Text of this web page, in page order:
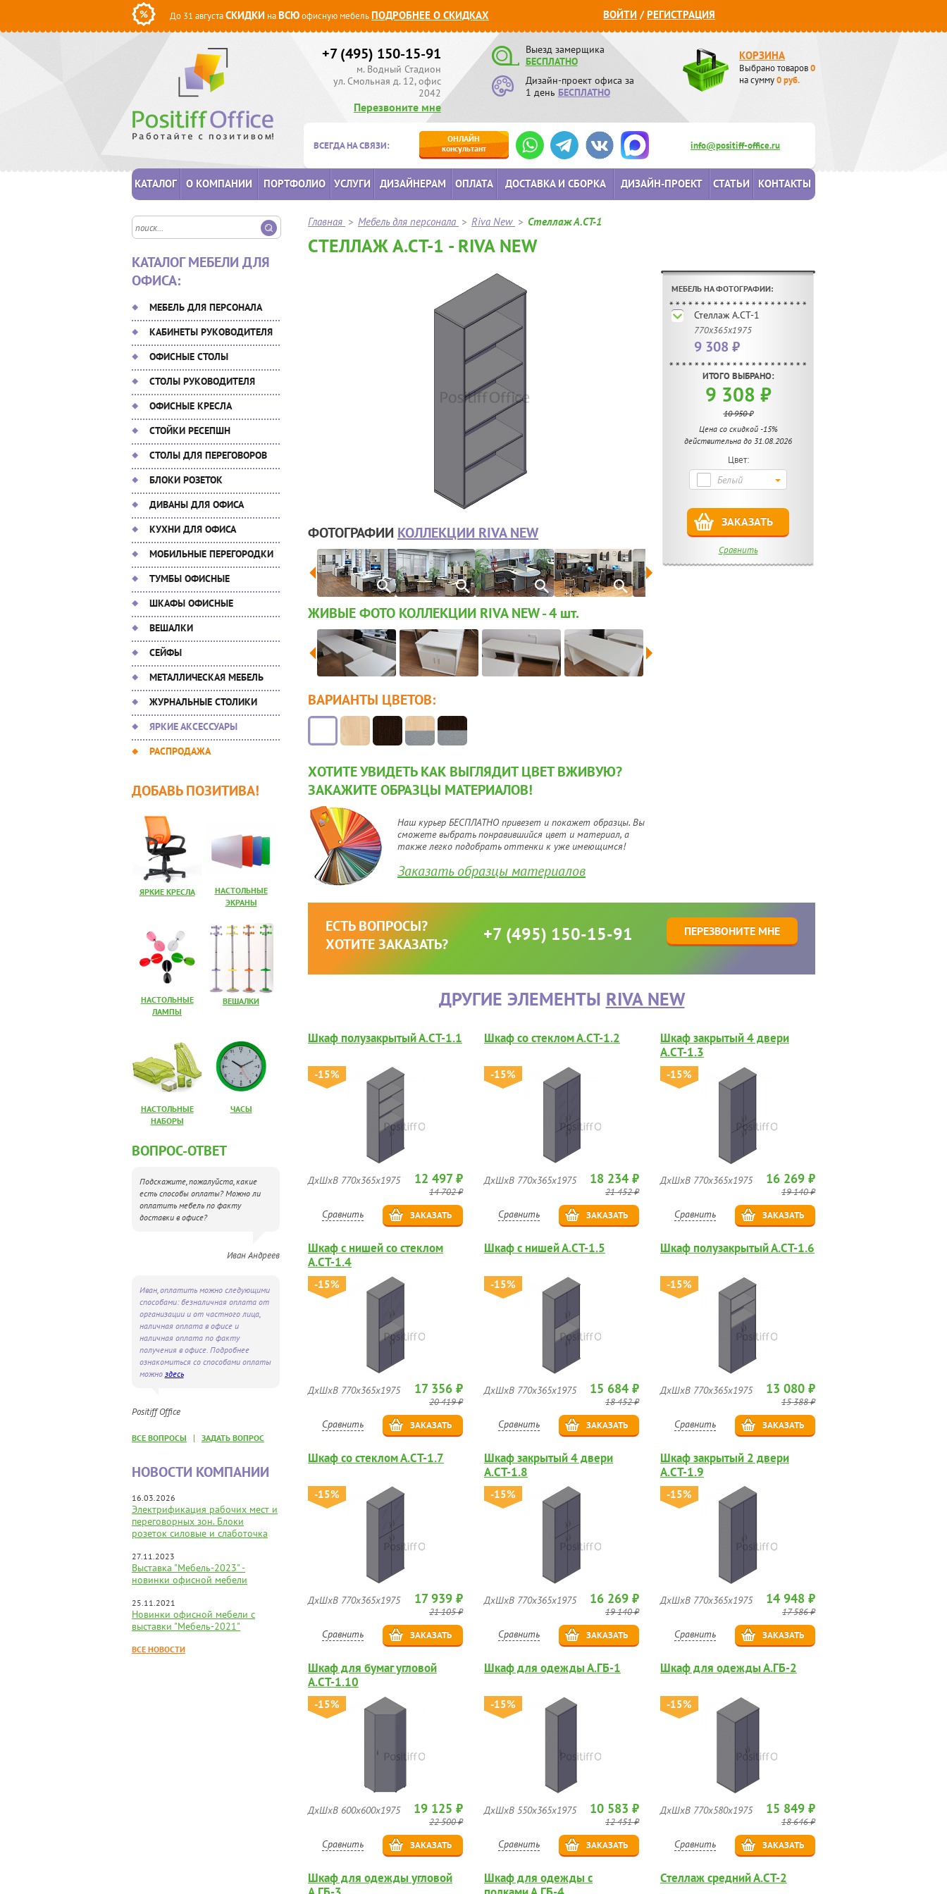
До 31 августаСКИДКИ наВСЮофисную мебельПОДРОБНЕЕ О СКИДКАХ ВОЙТИ /РЕГИСТРАЦИЯ
+7 (495) 150-15-91
м. Водный Стадион
ул. Смольная д. 12, офис
2042
Перезвоните мне
Выезд замерщика
БЕСПЛАТНО
Дизайн-проект офиса за
1 день БЕСПЛАТНО
КОРЗИНА
Выбрано товаров0
на сумму0руб.
ВСЕГДА НА СВЯЗИ:
ОНЛАЙН
консультант
info@positiff-office.ru
КАТАЛОГ О КОМПАНИИ ПОРТФОЛИО УСЛУГИ ДИЗАЙНЕРАМ ОПЛАТА ДОСТАВКА И СБОРКА ДИЗАЙН-ПРОЕКТ СТАТЬИ КОНТАКТЫ
КАТАЛОГ МЕБЕЛИ ДЛЯ
ОФИСА:
МЕБЕЛЬ ДЛЯ ПЕРСОНАЛА
КАБИНЕТЫ РУКОВОДИТЕЛЯ
ОФИСНЫЕ СТОЛЫ
СТОЛЫ РУКОВОДИТЕЛЯ
ОФИСНЫЕ КРЕСЛА
СТОЙКИ РЕСЕПШН
СТОЛЫ ДЛЯ ПЕРЕГОВОРОВ
БЛОКИ РОЗЕТОК
ДИВАНЫ ДЛЯ ОФИСА
КУХНИ ДЛЯ ОФИСА
МОБИЛЬНЫЕ ПЕРЕГОРОДКИ
ТУМБЫ ОФИСНЫЕ
ШКАФЫ ОФИСНЫЕ
ВЕШАЛКИ
СЕЙФЫ
МЕТАЛЛИЧЕСКАЯ МЕБЕЛЬ
ЖУРНАЛЬНЫЕ СТОЛИКИ
ЯРКИЕ АКСЕССУАРЫ
РАСПРОДАЖА
ДОБАВЬ ПОЗИТИВА!
ЯРКИЕ КРЕСЛА
НАСТОЛЬНЫЕ
ЭКРАНЫ
НАСТОЛЬНЫЕ
ЛАМПЫ
ВЕШАЛКИ
НАСТОЛЬНЫЕ
НАБОРЫ
ЧАСЫ
ВОПРОС-ОТВЕТ
Подскажите, пожалуйста, какие
есть способы оплаты? Можно ли
оплатить мебель по факту
доставки в офисе?
Иван Андреев
Иван, оплатить можно следующими
способами: безналичная оплата от
организации и от частного лица,
наличная оплата в офисе и
наличная оплата по факту
получения в офисе. Подробнее
ознакомиться со способами оплаты
можно здесь
Positiff Office
ВСЕ ВОПРОСЫ | ЗАДАТЬ ВОПРОС
НОВОСТИ КОМПАНИИ
16.03.2026
Электрификация рабочих мест и
переговорных зон. Блоки
розеток силовые и слаботочка
27.11.2023
Выставка "Мебель-2023" -
новинки офисной мебели
25.11.2021
Новинки офисной мебели с
выставки "Мебель-2021"
ВСЕ НОВОСТИ
Главная > Мебель для персонала > Riva New > Стеллаж А.СТ-1
СТЕЛЛАЖ А.СТ-1 - RIVA NEW
ФОТОГРАФИИ КОЛЛЕКЦИИ RIVA NEW
ЖИВЫЕ ФОТО КОЛЛЕКЦИИ RIVA NEW - 4 шт.
МЕБЕЛЬ НА ФОТОГРАФИИ:
Стеллаж А.СТ-1
770х365х1975
9 308 ₽
ИТОГО ВЫБРАНО:
9 308 ₽
10 950 ₽
Цена со скидкой -15%
действительна до 31.08.2026
Цвет:
Белый
ЗАКАЗАТЬ
Сравнить
ВАРИАНТЫ ЦВЕТОВ:
ХОТИТЕ УВИДЕТЬ КАК ВЫГЛЯДИТ ЦВЕТ ВЖИВУЮ?
ЗАКАЖИТЕ ОБРАЗЦЫ МАТЕРИАЛОВ!
Наш курьер БЕСПЛАТНО привезет и покажет образцы. Вы
сможете выбрать понравившийся цвет и материал, а
также легко подобрать оттенки к уже имеющимся!
Заказать образцы материалов
ЕСТЬ ВОПРОСЫ?
ХОТИТЕ ЗАКАЗАТЬ?
+7 (495) 150-15-91 ПЕРЕЗВОНИТЕ МНЕ
ДРУГИЕ ЭЛЕМЕНТЫ RIVA NEW
Шкаф полузакрытый А.СТ-1.1
-15%
ДхШхВ 770х365х1975 12 497 ₽
14 702 ₽
Сравнить ЗАКАЗАТЬ
Шкаф со стеклом А.СТ-1.2
-15%
ДхШхВ 770х365х1975 18 234 ₽
21 452 ₽
Сравнить ЗАКАЗАТЬ
Шкаф закрытый 4 двери
А.СТ-1.3
-15%
ДхШхВ 770х365х1975 16 269 ₽
19 140 ₽
Сравнить ЗАКАЗАТЬ
Шкаф с нишей со стеклом
А.СТ-1.4
-15%
ДхШхВ 770х365х1975 17 356 ₽
20 419 ₽
Сравнить ЗАКАЗАТЬ
Шкаф с нишей А.СТ-1.5
-15%
ДхШхВ 770х365х1975 15 684 ₽
18 452 ₽
Сравнить ЗАКАЗАТЬ
Шкаф полузакрытый А.СТ-1.6
-15%
ДхШхВ 770х365х1975 13 080 ₽
15 388 ₽
Сравнить ЗАКАЗАТЬ
Шкаф со стеклом А.СТ-1.7
-15%
ДхШхВ 770х365х1975 17 939 ₽
21 105 ₽
Сравнить ЗАКАЗАТЬ
Шкаф закрытый 4 двери
А.СТ-1.8
-15%
ДхШхВ 770х365х1975 16 269 ₽
19 140 ₽
Сравнить ЗАКАЗАТЬ
Шкаф закрытый 2 двери
А.СТ-1.9
-15%
ДхШхВ 770х365х1975 14 948 ₽
17 586 ₽
Сравнить ЗАКАЗАТЬ
Шкаф для бумаг угловой
А.СТ-1.10
-15%
ДхШхВ 600х600х1975 19 125 ₽
22 500 ₽
Сравнить ЗАКАЗАТЬ
Шкаф для одежды А.ГБ-1
-15%
ДхШхВ 550х365х1975 10 583 ₽
12 451 ₽
Сравнить ЗАКАЗАТЬ
Шкаф для одежды А.ГБ-2
-15%
ДхШхВ 770х580х1975 15 849 ₽
18 646 ₽
Сравнить ЗАКАЗАТЬ
Шкаф для одежды угловой
Шкаф для одежды с
Стеллаж средний А.СТ-2